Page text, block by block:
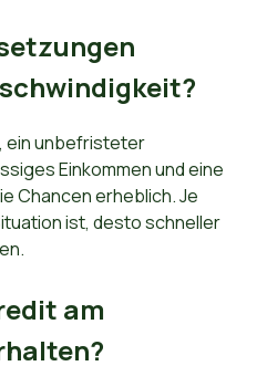
ein unbefristeter
Einkommen und eine
Chancen erheblich. Je
ist, desto schneller
am